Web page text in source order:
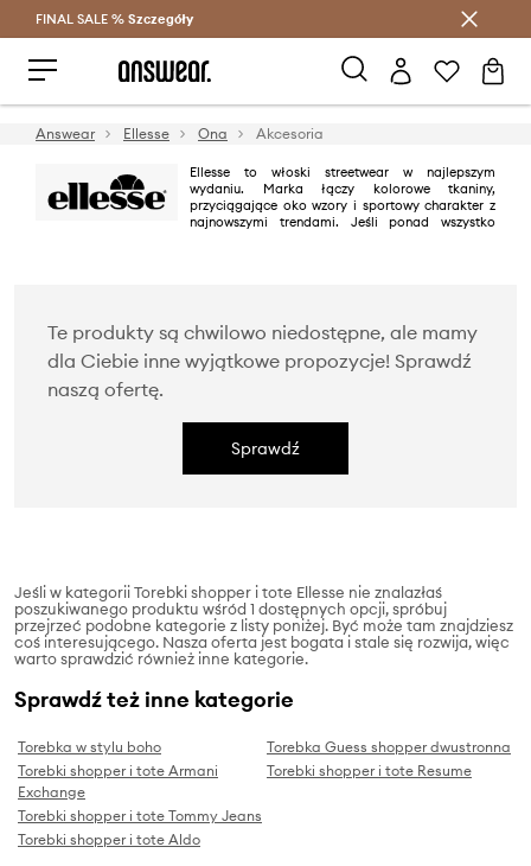
Oszczędzaj z Answear Club >
FINAL SALE % Szczegóły
Answear Ellesse Ona Akcesoria
Ellesse to włoski streetwear w najlepszym
wydaniu. Marka łączy kolorowe tkaniny,
przyciągające oko wzory i sportowy charakter z
najnowszymi trendami. Jeśli ponad wszystko
Te produkty są chwilowo niedostępne, ale mamy
dla Ciebie inne wyjątkowe propozycje! Sprawdź
naszą ofertę.
Sprawdź
Jeśli w kategorii Torebki shopper i tote Ellesse nie znalazłaś
poszukiwanego produktu wśród 1 dostępnych opcji, spróbuj
przejrzeć podobne kategorie z listy poniżej. Być może tam znajdziesz
coś interesującego. Nasza oferta jest bogata i stale się rozwija, więc
warto sprawdzić również inne kategorie.
Sprawdź też inne kategorie
Torebka w stylu boho
Torebka Guess shopper dwustronna
Torebki shopper i tote Armani
Exchange
Torebki shopper i tote Resume
Torebki shopper i tote Tommy Jeans
Torebki shopper i tote Aldo